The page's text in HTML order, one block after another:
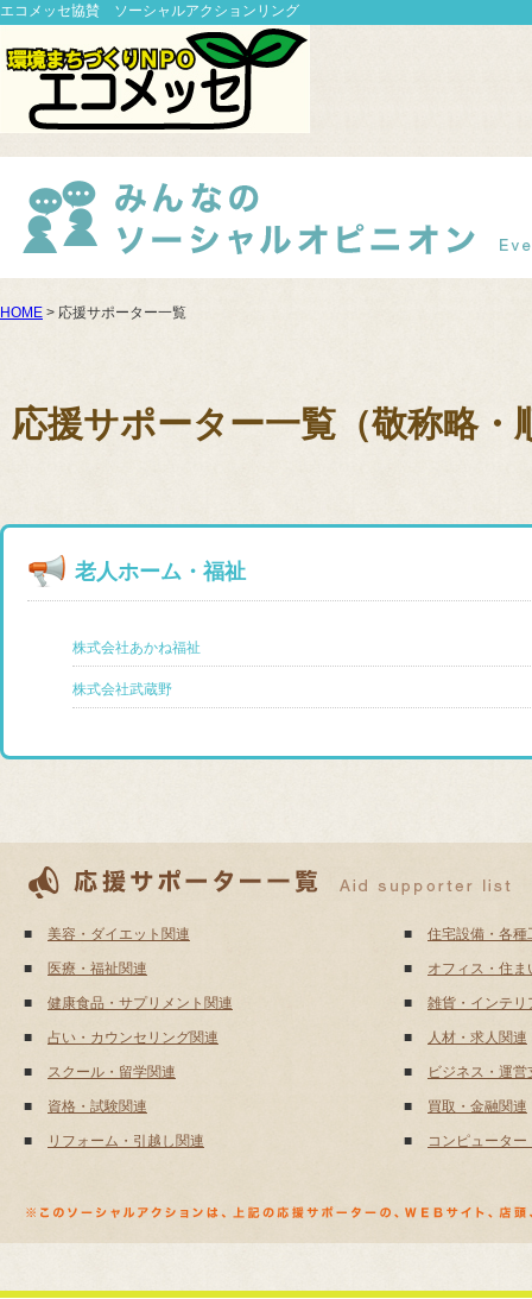
エコメッセ協賛 ソーシャルアクションリング
HOME > 応援サポーター一覧
応援サポーター一覧（敬称略・
老人ホーム・福祉
株式会社あかね福祉
株式会社武蔵野
美容・ダイエット関連
■
医療・福祉関連
■
健康食品・サプリメント関連
■
占い・カウンセリング関連
■
スクール・留学関連
■
資格・試験関連
■
リフォーム・引越し関連
■
住宅設備・各種
■
オフィス・住ま
■
雑貨・インテリ
■
人材・求人関連
■
ビジネス・運営
■
買取・金融関連
■
コンピュータ
■